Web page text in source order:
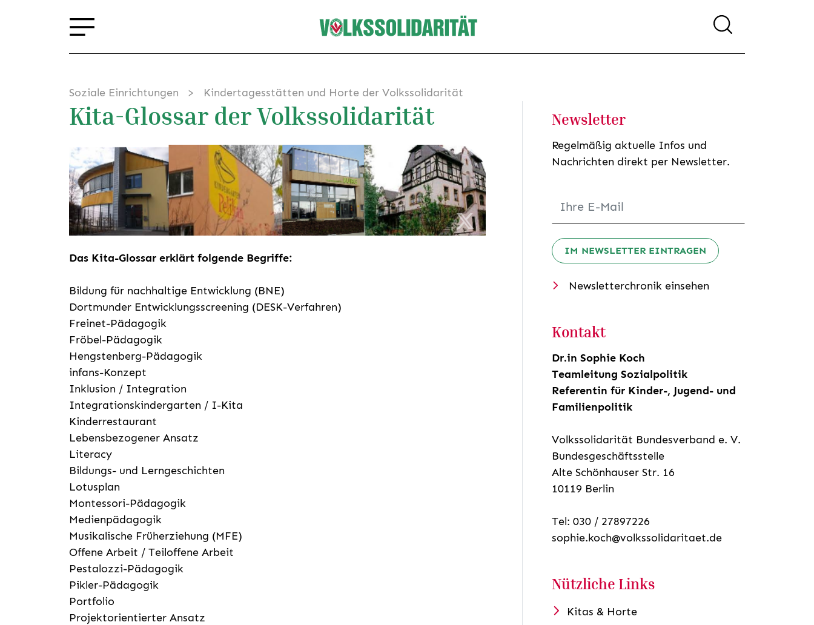
Soziale Einrichtungen Kindertagesstätten und Horte der Volkssolidarität
Kita-Glossar der Volkssolidarität
Das Kita-Glossar erklärt folgende Begriffe:
Bildung für nachhaltige Entwicklung (BNE)
Dortmunder Entwicklungsscreening (DESK-Verfahren)
Freinet-Pädagogik
Fröbel-Pädagogik
Hengstenberg-Pädagogik
infans-Konzept
Inklusion / Integration
Integrationskindergarten / I-Kita
Kinderrestaurant
Lebensbezogener Ansatz
Literacy
Bildungs- und Lerngeschichten
Lotusplan
Montessori-Pädagogik
Medienpädagogik
Musikalische Früherziehung (MFE)
Offene Arbeit / Teiloffene Arbeit
Pestalozzi-Pädagogik
Pikler-Pädagogik
Portfolio
Projektorientierter Ansatz
Newsletter
Regelmäßig aktuelle Infos und
Nachrichten direkt per Newsletter.
IM NEWSLETTER EINTRAGEN
Newsletterchronik einsehen
Kontakt
Dr.in Sophie Koch
Teamleitung Sozialpolitik
Referentin für Kinder-, Jugend- und
Familienpolitik
Volkssolidarität Bundesverband e. V.
Bundesgeschäftsstelle
Alte Schönhauser Str. 16
10119 Berlin
Tel: 030 / 27897226
sophie.koch@volkssolidaritaet.de
Nützliche Links
Kitas & Horte